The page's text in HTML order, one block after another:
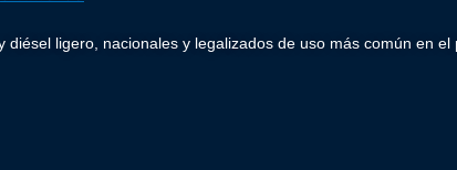
ligero, nacionales y legalizados de uso más común en